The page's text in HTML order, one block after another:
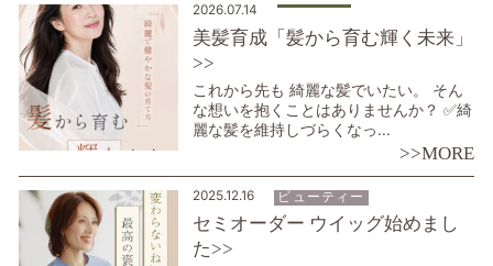
2026.07.14
美髪育成「髪から育む輝く未来」
>>
これから先も 綺麗な髪でいたい。 そん
な想いを抱くことはありませんか？ ✅綺
麗な髪を維持しづらくなっ...
>>MORE
2025.12.16 ビューティー
セミオーダー ウイッグ始めまし
た>>